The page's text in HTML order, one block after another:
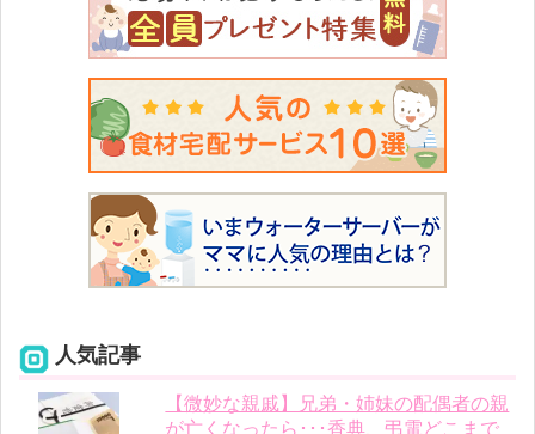
人気記事
【微妙な親戚】兄弟・姉妹の配偶者の親
が亡くなったら･･･香典、弔電どこまで